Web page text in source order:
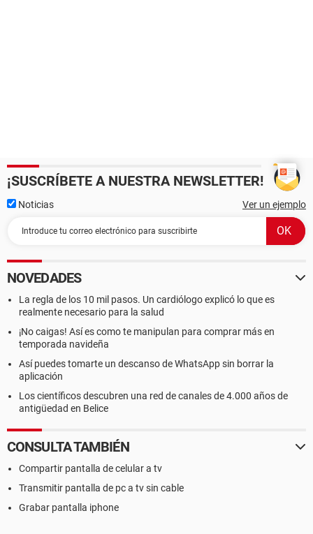
¡SUSCRÍBETE A NUESTRA NEWSLETTER!
Noticias Ver un ejemplo
NOVEDADES
La regla de los 10 mil pasos. Un cardiólogo explicó lo que es
realmente necesario para la salud
¡No caigas! Así es como te manipulan para comprar más en
temporada navideña
Así puedes tomarte un descanso de WhatsApp sin borrar la
aplicación
Los científicos descubren una red de canales de 4.000 años de
antigüedad en Belice
CONSULTA TAMBIÉN
Compartir pantalla de celular a tv
Transmitir pantalla de pc a tv sin cable
Grabar pantalla iphone